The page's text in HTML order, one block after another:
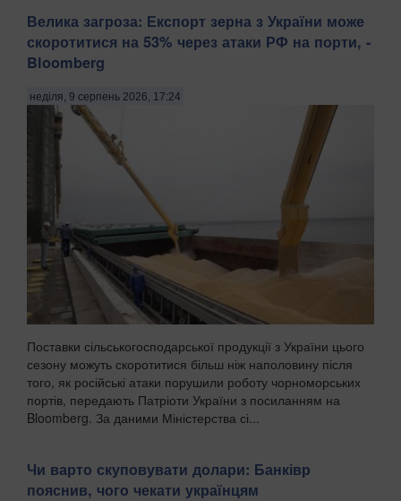
Велика загроза: Експорт зерна з України може
скоротитися на 53% через атаки РФ на порти, -
Bloomberg
неділя, 9 серпень 2026, 17:24
Поставки сільськогосподарської продукції з України цього
сезону можуть скоротитися більш ніж наполовину після
того, як російські атаки порушили роботу чорноморських
портів, передають Патріоти України з посиланням на
Bloomberg. За даними Міністерства сі...
Чи варто скуповувати долари: Банківр
пояснив, чого чекати українцям